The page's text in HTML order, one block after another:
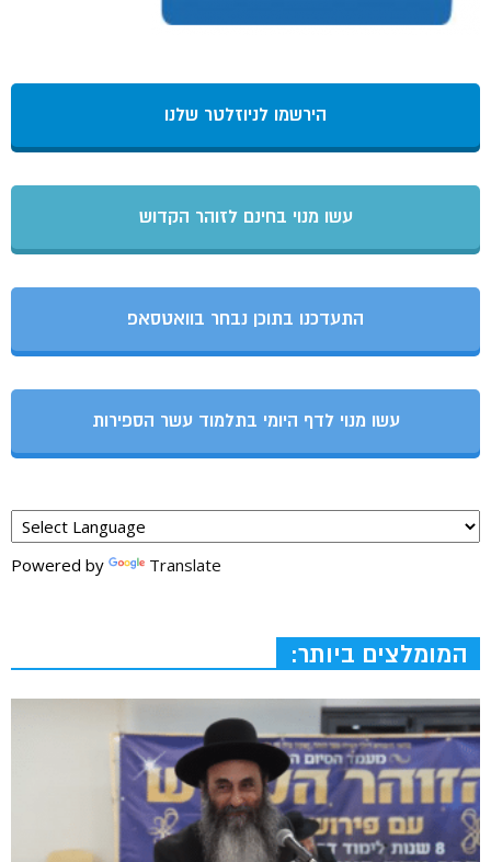
הירשמו לניוזלטר שלנו
עשו מנוי בחינם לזוהר הקדוש
התעדכנו בתוכן נבחר בוואטסאפ
עשו מנוי לדף היומי בתלמוד עשר הספירות
Powered by Translate
המומלצים ביותר: